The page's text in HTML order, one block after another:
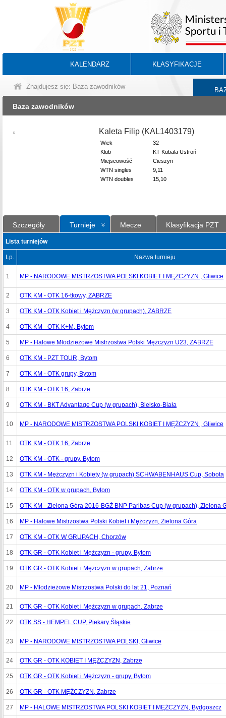
KALENDARZ KLASYFIKACJE
Znajdujesz się: Baza zawodników
Baza zawodników
Kaleta Filip (KAL1403179)
Wiek
32
Klub
KT Kubala Ustroń
Miejscowość
Cieszyn
WTN singles
9,11
WTN doubles
15,10
Szczegóły Turnieje Mecze Klasyfikacja PZT
Lista turniejów
Lp. Nazwa turnieju
1 MP - NARODOWE MISTRZOSTWA POLSKI KOBIET I MĘŻCZYZN , Gliwice
2 OTK KM - OTK 16-tkowy, ZABRZE
3 OTK KM - OTK Kobiet i Mężczyzn (w grupach), ZABRZE
4 OTK KM - OTK K+M, Bytom
5 MP - Halowe Młodzieżowe Mistrzostwa Polski Mężczyzn U23, ZABRZE
6 OTK KM - PZT TOUR, Bytom
7 OTK KM - OTK grupy, Bytom
8 OTK KM - OTK 16, Zabrze
9 OTK KM - BKT Advantage Cup (w grupach), Bielsko-Biała
10 MP - NARODOWE MISTRZOSTWA POLSKI KOBIET I MĘŻCZYZN , Gliwice
11 OTK KM - OTK 16, Zabrze
12 OTK KM - OTK - grupy, Bytom
13 OTK KM - Mężczyzn i Kobiety (w grupach) SCHWABENHAUS Cup, Sobota
14 OTK KM - OTK w grupach, Bytom
15 OTK KM - Zielona Góra 2016-BGŻ BNP Paribas Cup (w grupach), Zielona
16 MP - Halowe Mistrzostwa Polski Kobiet i Mężczyzn, Zielona Góra
17 OTK KM - OTK W GRUPACH, Chorzów
18 OTK GR - OTK Kobiet i Mężczyzn - grupy, Bytom
19 OTK GR - OTK Kobiet i Mężczyzn w grupach, Zabrze
20 MP - Młodzieżowe Mistrzostwa Polski do lat 21, Poznań
21 OTK GR - OTK Kobiet i Mężczyzn w grupach, Zabrze
22 OTK SS - HEMPEL CUP, Piekary Śląskie
23 MP - NARODOWE MISTRZOSTWA POLSKI, Gliwice
24 OTK GR - OTK KOBIET I MĘŻCZYZN, Zabrze
25 OTK GR - OTK Kobiet i Mężczyzn - grupy, Bytom
26 OTK GR - OTK MĘŻCZYZN, Zabrze
27 MP - HALOWE MISTRZOSTWA POLSKI KOBIET I MĘŻCZYZN, Bydgoszcz